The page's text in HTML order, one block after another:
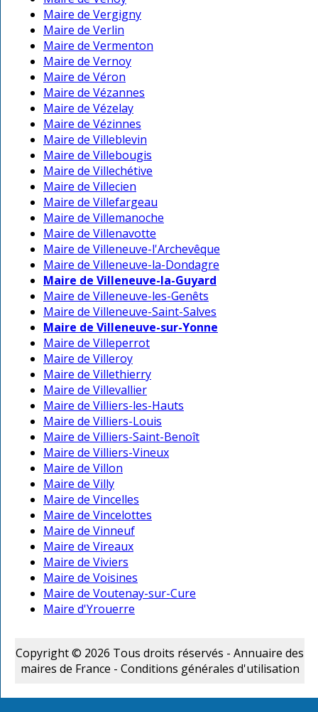
Maire de Vergigny
Maire de Verlin
Maire de Vermenton
Maire de Vernoy
Maire de Véron
Maire de Vézannes
Maire de Vézelay
Maire de Vézinnes
Maire de Villeblevin
Maire de Villebougis
Maire de Villechétive
Maire de Villecien
Maire de Villefargeau
Maire de Villemanoche
Maire de Villenavotte
Maire de Villeneuve-l'Archevêque
Maire de Villeneuve-la-Dondagre
Maire de Villeneuve-la-Guyard
Maire de Villeneuve-les-Genêts
Maire de Villeneuve-Saint-Salves
Maire de Villeneuve-sur-Yonne
Maire de Villeperrot
Maire de Villeroy
Maire de Villethierry
Maire de Villevallier
Maire de Villiers-les-Hauts
Maire de Villiers-Louis
Maire de Villiers-Saint-Benoît
Maire de Villiers-Vineux
Maire de Villon
Maire de Villy
Maire de Vincelles
Maire de Vincelottes
Maire de Vinneuf
Maire de Vireaux
Maire de Viviers
Maire de Voisines
Maire de Voutenay-sur-Cure
Maire d'Yrouerre
Copyright © 2026 Tous droits réservés - Annuaire des
maires de France - Conditions générales d'utilisation